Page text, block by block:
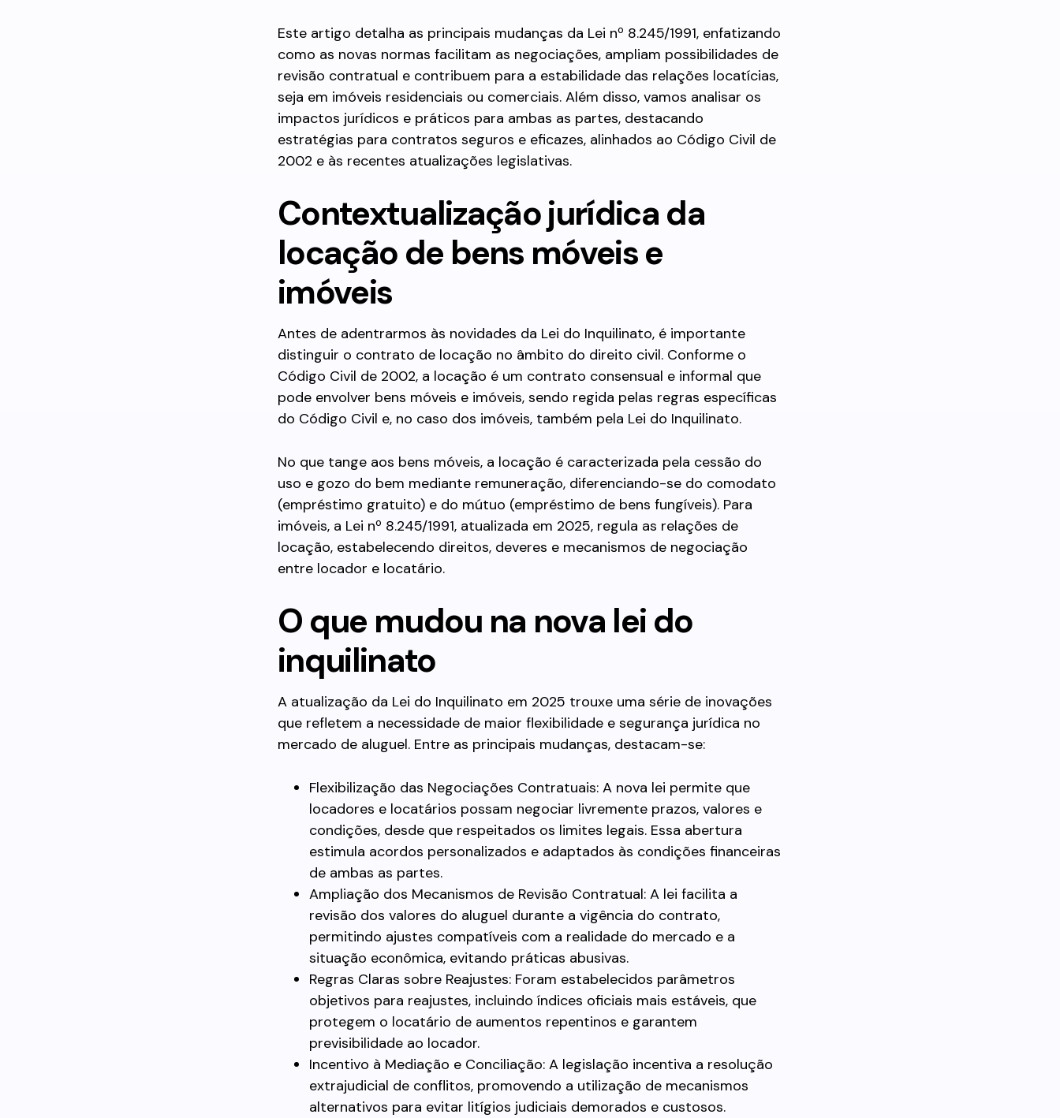
Este artigo detalha as principais mudanças da Lei nº 8.245/1991, enfatizando
como as novas normas facilitam as negociações, ampliam possibilidades de
revisão contratual e contribuem para a estabilidade das relações locatícias,
seja em imóveis residenciais ou comerciais. Além disso, vamos analisar os
impactos jurídicos e práticos para ambas as partes, destacando
estratégias para contratos seguros e eficazes, alinhados ao Código Civil de
2002 e às recentes atualizações legislativas.
Contextualização jurídica da
locação de bens móveis e
imóveis
Antes de adentrarmos às novidades da Lei do Inquilinato, é importante
distinguir o contrato de locação no âmbito do direito civil. Conforme o
Código Civil de 2002, a locação é um contrato consensual e informal que
pode envolver bens móveis e imóveis, sendo regida pelas regras específicas
do Código Civil e, no caso dos imóveis, também pela Lei do Inquilinato.
No que tange aos bens móveis, a locação é caracterizada pela cessão do
uso e gozo do bem mediante remuneração, diferenciando-se do comodato
(empréstimo gratuito) e do mútuo (empréstimo de bens fungíveis). Para
imóveis, a Lei nº 8.245/1991, atualizada em 2025, regula as relações de
locação, estabelecendo direitos, deveres e mecanismos de negociação
entre locador e locatário.
O que mudou na nova lei do
inquilinato
A atualização da Lei do Inquilinato em 2025 trouxe uma série de inovações
que refletem a necessidade de maior flexibilidade e segurança jurídica no
mercado de aluguel. Entre as principais mudanças, destacam-se:
Flexibilização das Negociações Contratuais: A nova lei permite que
locadores e locatários possam negociar livremente prazos, valores e
condições, desde que respeitados os limites legais. Essa abertura
estimula acordos personalizados e adaptados às condições financeiras
de ambas as partes.
Ampliação dos Mecanismos de Revisão Contratual: A lei facilita a
revisão dos valores do aluguel durante a vigência do contrato,
permitindo ajustes compatíveis com a realidade do mercado e a
situação econômica, evitando práticas abusivas.
Regras Claras sobre Reajustes: Foram estabelecidos parâmetros
objetivos para reajustes, incluindo índices oficiais mais estáveis, que
protegem o locatário de aumentos repentinos e garantem
previsibilidade ao locador.
Incentivo à Mediação e Conciliação: A legislação incentiva a resolução
extrajudicial de conflitos, promovendo a utilização de mecanismos
alternativos para evitar litígios judiciais demorados e custosos.